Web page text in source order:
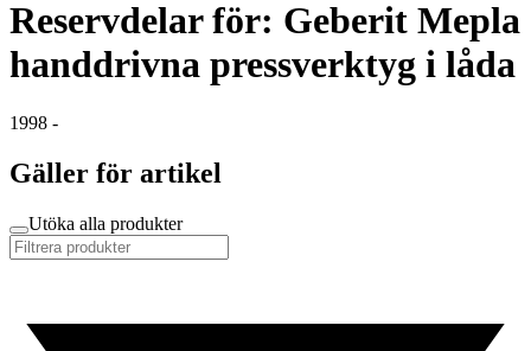
Reservdelar för: Geberit Mepla
handdrivna pressverktyg i låda
1998 -
Gäller för artikel
Utöka alla produkter